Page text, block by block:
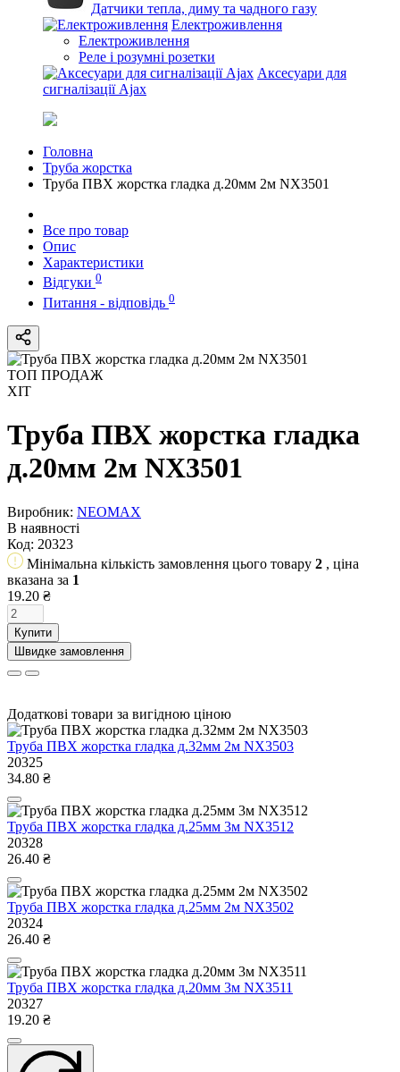
Датчики тепла, диму та чадного газу
Електроживлення
Електроживлення
Реле і розумні розетки
Аксесуари для
сигналізації Ajax
Головна
Труба жорстка
Труба ПВХ жорстка гладка д.20мм 2м NX3501
Все про товар
Опис
Характеристики
Відгуки 0
Питання - відповідь 0
ТОП ПРОДАЖ
ХІТ
Труба ПВХ жорстка гладка
д.20мм 2м NX3501
Виробник: NEOMAX
В наявності
Код: 20323
Мінімальна кількість замовлення цього товару 2 , ціна
вказана за 1
19.20 ₴
Купити
Швидке замовлення
Додаткові товари за вигідною ціною
Труба ПВХ жорстка гладка д.32мм 2м NX3503
20325
34.80 ₴
Труба ПВХ жорстка гладка д.25мм 3м NX3512
20328
26.40 ₴
Труба ПВХ жорстка гладка д.25мм 2м NX3502
20324
26.40 ₴
Труба ПВХ жорстка гладка д.20мм 3м NX3511
20327
19.20 ₴